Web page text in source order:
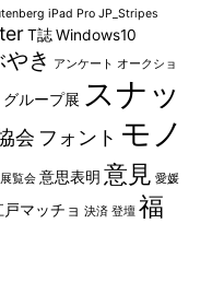
iPad Pro JP_Stripes
T誌 Windows10
き アンケート オークショ
グループ展 スナッ
会 フォント モノ
展覧会 意思表明 意見 愛媛
戸マッチョ 決済 登壇 福